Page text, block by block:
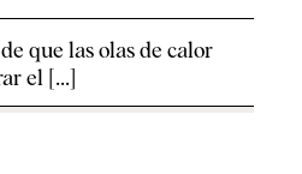
que las olas de calor
el [...]